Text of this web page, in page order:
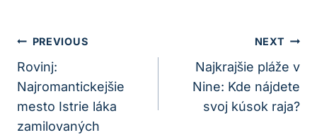
Navigácia
V
Článku
PREVIOUS
Rovinj:
Najromantickejšie
mesto Istrie láka
zamilovaných
NEXT
Najkrajšie pláže v
Nine: Kde nájdete
svoj kúsok raja?